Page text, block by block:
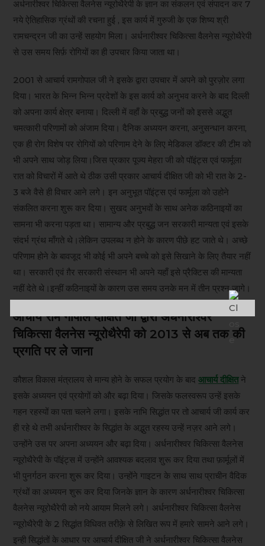
अर्धनारीश्वर चिकित्सा वैलनेस न्यूरोथैरेपी के ज्ञान का संकलन एवं संपादन कर 7
नये ऐतिहासिक ग्रंथों की रचना हुई , इस कार्य में गुरुजी के एक शिष्य श्री
रामचन्द्रन जी का उन्हें सहयोग मिला। अर्धनारीश्वर चिकित्सा वैलनेस न्यूरोथैरेपी
से उस समय सिर्फ़ रोगियों का ही उपचार किया जाता था।
2001 से आचार्य रामगोपाल जी ने इसके द्वारा उपचार में अपने को पुरज़ोर लगा
दिया। भारत के भिन्न भिन्न प्रदेशों के इस कार्य को अनुभव करने के बाद दिल्ली
को अपना कार्य क्षेत्र बनाया। दिल्ली में वहाँ के प्रबुद्ध जनों को इससे अद्भुत
चमत्कारी परिणामों को अंजाम दिया। दैनिक अध्ययन करना, अनुसन्धान करना,
एक ही रोग विशेष पर रोगियों को परिणाम देने के लिए मेडिकल डॉक्टर की टीम को
भी अपने साथ जोड़ लिया।जिस प्रकार पूज्य मेहरा जी को पॉइंट्स एवं फार्मूला
रात को विचारों में आते थे ठीक उसी प्रकार आचार्य दीक्षित जी को भी रात के 2-
3 बजे वैसे ही विचार आने लगे। इन अनुभूत पॉइंट्स एवं फार्मूला को उहोने
संकलित करना शुरू कर दिया। सुखद अनुभवों के साथ अनेक कठिनाइयों का
सामना भी करना पड़ता था। सामान्य और प्रबुद्ध जन सरकारी मान्यता एवं इसके
संदर्भ ग्रंथ माँगते थे।लेकिन उपलब्ध न होने के कारण पीछे हट जाते थे। अच्छे
परिणाम होने के बावजूद भी कोई भी अपने बच्चे को इसे सिखाने के लिए तैयार नहीं
था। सरकारी एवं ग़ैर सरकारी संस्थान भी अपने यहाँ इसे प्रैक्टिस की मान्यता
नहीं देते थे।इन्हीं कठिनाइयों के कारण उस समय उनके मन में तीन प्रश्न जागे।
आचार्य राम गोपाल दीक्षित जी द्वारा अर्धनारीश्वर
चिकित्सा वैलनेस न्यूरोथैरेपी को 2013 से अब तक की
प्रगति पर ले जाना
कौशल विकास मंत्रालय से मान्य होने के सफल प्रयोग के बादआचार्य दीक्षितने
इसके अध्ययन एवं प्रयोगों को और बढ़ा दिया। जिसके फलस्वरूप उन्हें इसके
गहन रहस्यों का पता चलने लगा। इसके नाभि सिद्धांत पर तो आचार्य जी कार्य कर
ही रहे थे तभी अर्धनारीश्वर के सिद्धांत के अद्भुत रहस्य उन्हें नज़र आने लगे।
उन्होंने उस पर अपना अध्ययन और बढ़ा दिया। अर्धनारीश्वर चिकित्सा वैलनेस
न्यूरोथैरेपी के पॉइंट्स में उन्होंने आवश्यक बदलाव शुरू कर दिया तथा फ़ार्मूलों में
भी पुनर्गठन करना शुरू कर दिया। उन्होंने गाइटन के साथ साथ प्राचीन वैदिक
ग्रंथों का अध्ययन शुरू कर दिया जिनके ज्ञान के कारण अर्धनारीश्वर चिकित्सा
वैलनेस न्यूरोथैरेपी को नये आयाम मिलने लगे। अर्धनारीश्वर चिकित्सा वैलनेस
न्यूरोथैरेपी के 2 सिद्धांत विधिवत तरीक़े से लिखित रूप में हमारे सामने आने लगे।
इन्ही सिद्धांतों के आधार पर आचार्य दीक्षित जी ने अर्धनारीश्वर चिकित्सा वैलनेस